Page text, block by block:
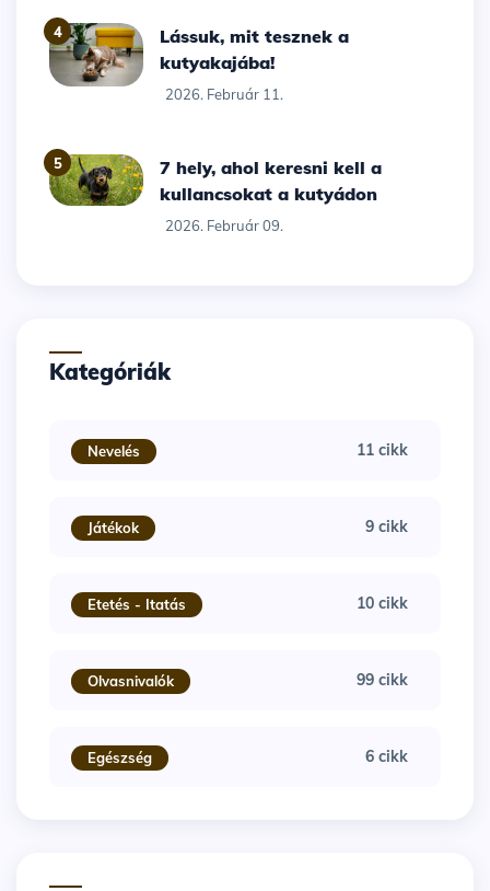
4
Lássuk, mit tesznek a
kutyakajába!
2026. Február 11.
5
7 hely, ahol keresni kell a
kullancsokat a kutyádon
2026. Február 09.
Kategóriák
Nevelés 11 cikk
Játékok 9 cikk
Etetés - Itatás 10 cikk
Olvasnivalók 99 cikk
Egészség 6 cikk